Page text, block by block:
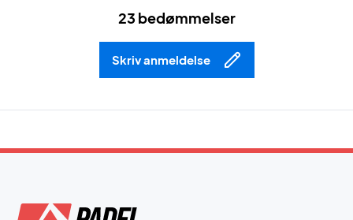
23 bedømmelser
Skriv anmeldelse